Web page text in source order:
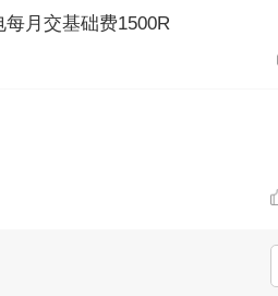
月交基础费1500R